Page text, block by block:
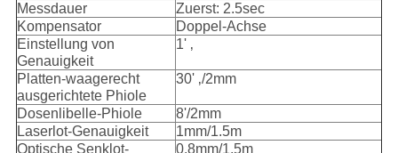
Messdauer
Zuerst: 2.5sec
Kompensator
Doppel-Achse
Einstellung von
Genauigkeit
1' ‚
Platten-waagerecht
ausgerichtete Phiole
30' ‚/2mm
Dosenlibelle-Phiole
8'/2mm
Laserlot-Genauigkeit
1mm/1.5m
Optische Senklot-
0.8mm/1.5m